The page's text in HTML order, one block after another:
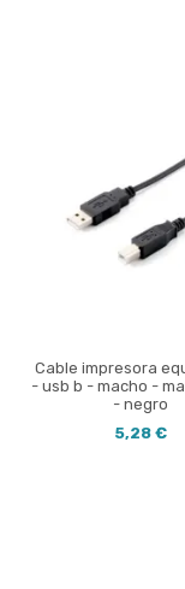
Cable impresora
- usb b - macho -
- negro
5,28 €